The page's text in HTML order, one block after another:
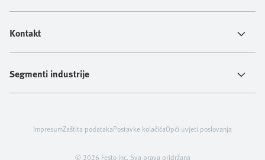
Kontakt
Segmenti industrije
© 2026 Festo inc. Sva prava pridržana
ImpresumZaštita podatakaPostavke kolačićaOpći uvjeti poslovanja